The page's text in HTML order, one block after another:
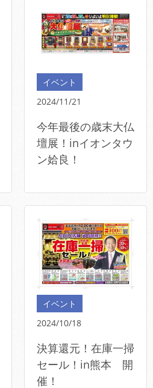
イベント
2024/11/21
今年最後の歳末大仏
壇展！inイオンタウ
ン姶良！
イベント
2024/10/18
決算還元！在庫一掃
セール！in熊本 開
催！